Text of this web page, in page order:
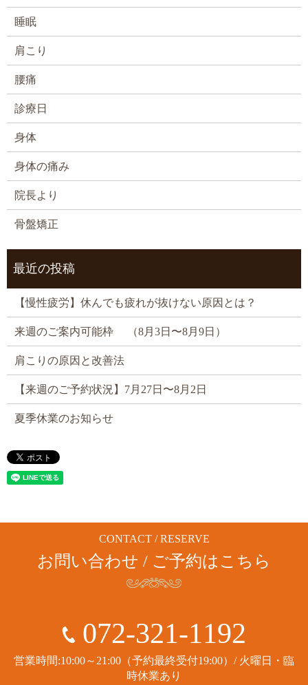
睡眠
肩こり
腰痛
診療日
身体
身体の痛み
院長より
骨盤矯正
最近の投稿
【慢性疲労】休んでも疲れが抜けない原因とは？
来週のご案内可能枠 （8月3日〜8月9日）
肩こりの原因と改善法
【来週のご予約状況】7月27日〜8月2日
夏季休業のお知らせ
CONTACT / RESERVE
お問い合わせ / ご予約はこちら
072-321-1192
営業時間:10:00～21:00（予約最終受付19:00）/ 火曜日・臨
時休業あり